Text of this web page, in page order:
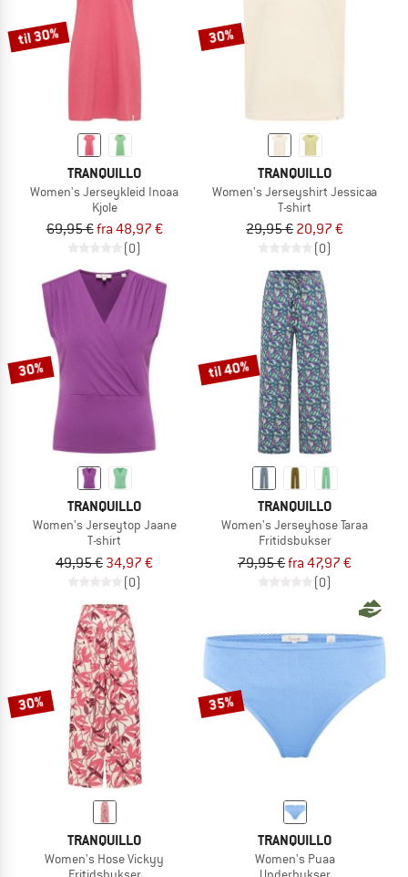
til 30%
TRANQUILLO
Women's Jerseykleid Inoaa
Kjole
69,95 €fra 48,97 €
(0)
30%
TRANQUILLO
Women's Jerseyshirt Jessicaa
T-shirt
29,95 € 20,97 €
(0)
30%
TRANQUILLO
Women's Jerseytop Jaane
T-shirt
49,95 € 34,97 €
(0)
til 40%
TRANQUILLO
Women's Jerseyhose Taraa
Fritidsbukser
79,95 €fra 47,97 €
(0)
30%
TRANQUILLO
Women's Hose Vickyy
35%
TRANQUILLO
Women's Puaa